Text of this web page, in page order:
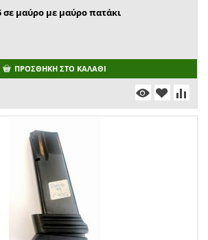
μαύρο με μαύρο πατάκι
ΠΡΟΣΘΉΚΗ ΣΤΟ ΚΑΛΆΘΙ